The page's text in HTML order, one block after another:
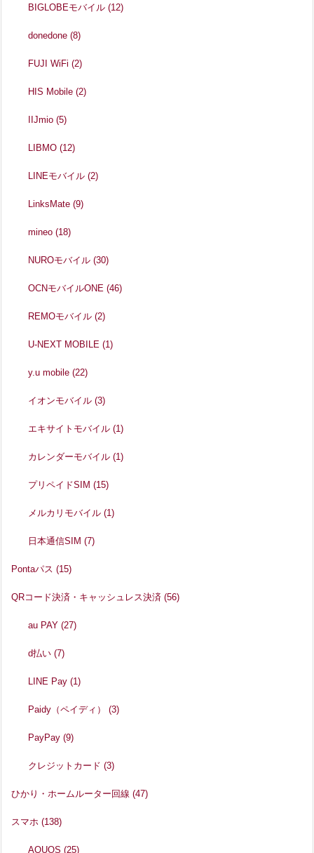
BIGLOBEモバイル(12)
donedone(8)
FUJI WiFi(2)
HIS Mobile(2)
IIJmio(5)
LIBMO(12)
LINEモバイル(2)
LinksMate(9)
mineo(18)
NUROモバイル(30)
OCNモバイルONE(46)
REMOモバイル(2)
U-NEXT MOBILE(1)
y.u mobile(22)
イオンモバイル(3)
エキサイトモバイル(1)
カレンダーモバイル(1)
プリペイドSIM(15)
メルカリモバイル(1)
日本通信SIM(7)
Pontaパス (15)
QRコード決済・キャッシュレス決済 (56)
au PAY(27)
d払い(7)
LINE Pay(1)
Paidy（ペイディ）(3)
PayPay(9)
クレジットカード(3)
ひかり・ホームルーター回線 (47)
スマホ (138)
AQUOS(25)